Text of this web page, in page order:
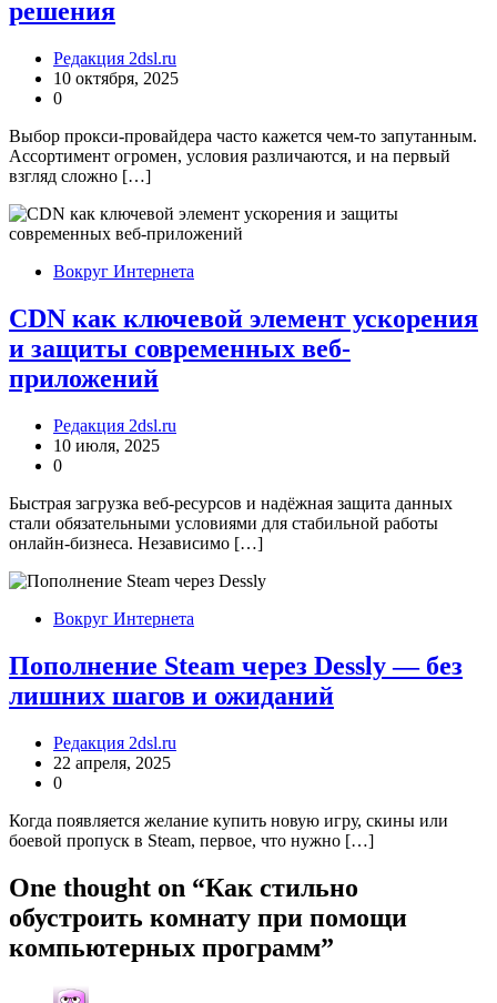
решения
Редакция 2dsl.ru
10 октября, 2025
0
Выбор прокси-провайдера часто кажется чем-то запутанным.
Ассортимент огромен, условия различаются, и на первый
взгляд сложно […]
Вокруг Интернета
CDN как ключевой элемент ускорения
и защиты современных веб-
приложений
Редакция 2dsl.ru
10 июля, 2025
0
Быстрая загрузка веб-ресурсов и надёжная защита данных
стали обязательными условиями для стабильной работы
онлайн-бизнеса. Независимо […]
Вокруг Интернета
Пополнение Steam через Dessly — без
лишних шагов и ожиданий
Редакция 2dsl.ru
22 апреля, 2025
0
Когда появляется желание купить новую игру, скины или
боевой пропуск в Steam, первое, что нужно […]
One thought on “Как стильно
обустроить комнату при помощи
компьютерных программ”